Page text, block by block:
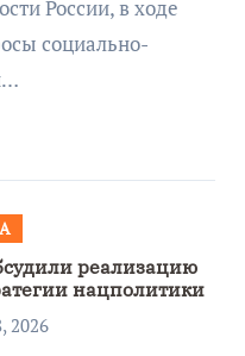
России, в ходе
социально-
реализацию
нацполитики
2026